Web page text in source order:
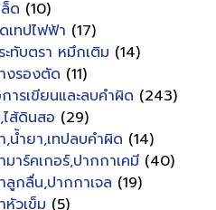
ด (10)
เทปไฟฟ้า (17)
ะทับตรา หมึกเติม (14)
งรองตัด (11)
รเขียนและลบคำผิด (243)
ส้ดินสอ (29)
,น้ำยา,เทปลบคำผิด (14)
มาร์คเกอร์,ปากกาเคมี (40)
ลูกลื่น,ปากกาเจล (19)
หัวเข็ม (5)